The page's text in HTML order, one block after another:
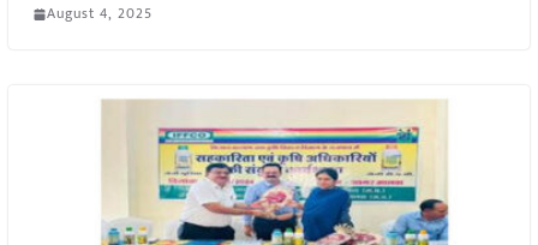
August 4, 2025